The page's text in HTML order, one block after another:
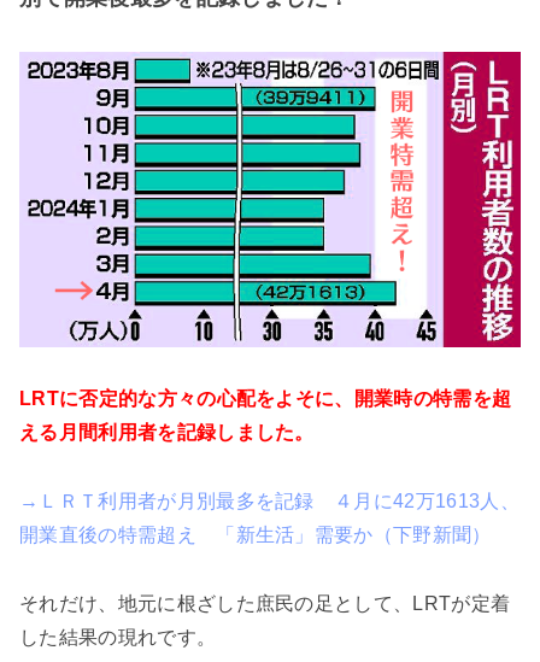
LRTに否定的な方々の心配をよそに、開業時の特需を超
える月間利用者を記録しました。
→ＬＲＴ利用者が月別最多を記録 ４月に42万1613人、
開業直後の特需超え 「新生活」需要か（下野新聞）
それだけ、地元に根ざした庶民の足として、LRTが定着
した結果の現れです。